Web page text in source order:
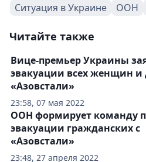
Ситуация в Украине ООН
Читайте также
23:58, 07 мая 2022
Вице-премьер Украины
эвакуации всех женщин и
«Азовстали»
23:48, 27 апреля 2022
ООН формирует команду
эвакуации гражданских с
«Азовстали»